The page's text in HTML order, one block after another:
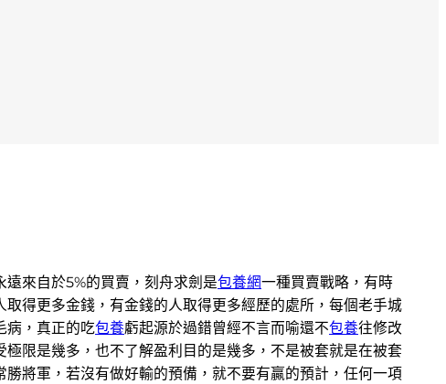
來自於5%的買賣，刻舟求劍是包養網一種買賣戰略，有時
得更多金錢，有金錢的人取得更多經歷的處所，每個老手城
病，真正的吃包養虧起源於過錯曾經不言而喻還不包養往修改
限是幾多，也不了解盈利目的是幾多，不是被套就是在被套
將軍，若沒有做好輸的預備，就不要有贏的預計，任何一項